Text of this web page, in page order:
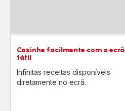
Cozinhe facilmente com o ecrã
tátil
Infinitas receitas disponíveis
diretamente no ecrã.